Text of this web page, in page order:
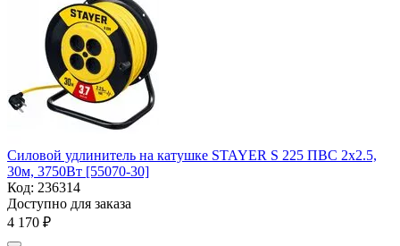
Силовой удлинитель на катушке STAYER S 225 ПВС 2х2.5,
30м, 3750Вт [55070-30]
Код: 236314
Доступно для заказа
4 170 ₽